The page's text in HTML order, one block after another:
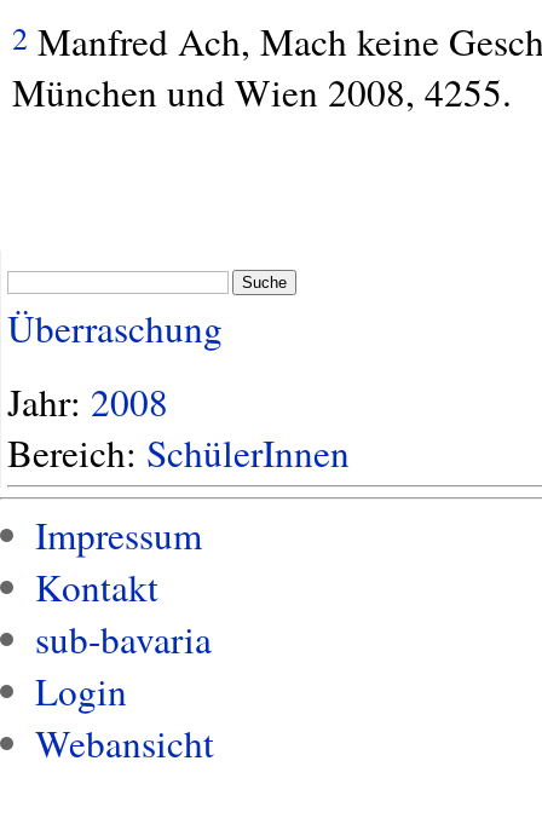
2 Manfred Ach, Mach keine
München und Wien 2008, 4255.
Suche
Überraschung
Jahr: 2008
Bereich: SchülerInnen
Impressum
Kontakt
sub-bavaria
Login
Webansicht